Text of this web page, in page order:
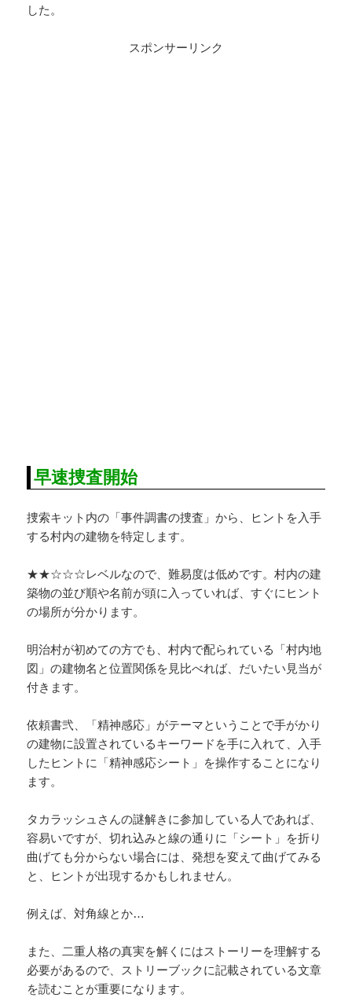
した。
スポンサーリンク
早速捜査開始
捜索キット内の「事件調書の捜査」から、ヒントを入手
する村内の建物を特定します。
★★☆☆☆レベルなので、難易度は低めです。村内の建
築物の並び順や名前が頭に入っていれば、すぐにヒント
の場所が分かります。
明治村が初めての方でも、村内で配られている「村内地
図」の建物名と位置関係を見比べれば、だいたい見当が
付きます。
依頼書弐、「精神感応」がテーマということで手がかり
の建物に設置されているキーワードを手に入れて、入手
したヒントに「精神感応シート」を操作することになり
ます。
タカラッシュさんの謎解きに参加している人であれば、
容易いですが、切れ込みと線の通りに「シート」を折り
曲げても分からない場合には、発想を変えて曲げてみる
と、ヒントが出現するかもしれません。
例えば、対角線とか…
また、二重人格の真実を解くにはストーリーを理解する
必要があるので、ストリーブックに記載されている文章
を読むことが重要になります。